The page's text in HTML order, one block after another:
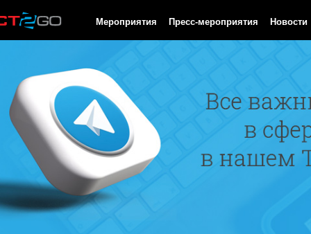
Мероприятия Пресс-мероприятия Новости